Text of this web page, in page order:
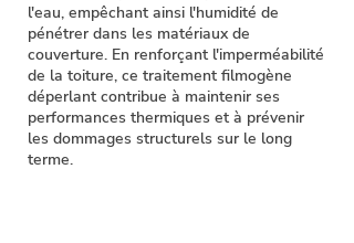
l'eau, empêchant ainsi l'humidité de
pénétrer dans les matériaux de
couverture. En renforçant l'imperméabilité
de la toiture, ce traitement filmogène
déperlant contribue à maintenir ses
performances thermiques et à prévenir
les dommages structurels sur le long
terme.